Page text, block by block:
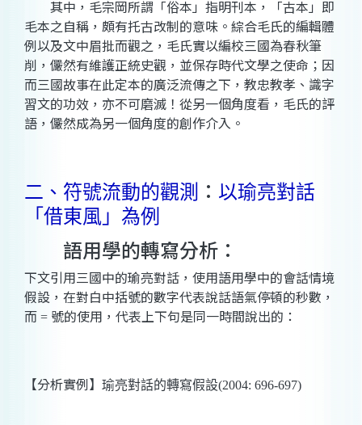
其中，毛宗岡所謂「俗本」指明刊本，「古本」即
毛本之自稱，頗有托古改制的意味。 綜合毛氏的編輯體
例以及文中眉批而觀之，毛氏實以編校三國為春秋筆
削，儼然有維護正統史觀，並保存時代文學之使命；因
而三國故事在此定本的廣泛流傳之下，教忠教孝、識字
習文的功效，亦不可磨滅！從另一個角度看，毛氏的評
語，儼然成為另一個角度的創作介入。
二、符號流動的觀測 ： 以瑜亮對話
「借東風」為例
語用學的轉寫分析：
下文引用三國中的瑜亮對話，使用語用學中的會話情境
假設，在對白中括號的數字代表說話語氣停頓的秒數，
而 = 號的使用，代表上下句是同一時間說出的：
【分析實例】 瑜亮對話的轉寫假設(2004: 696-697)